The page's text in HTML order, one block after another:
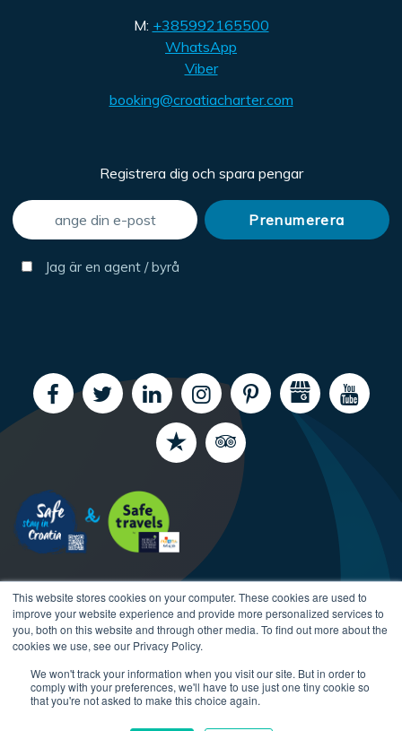
This website stores cookies on your computer. These cookies are used to
improve your website experience and provide more personalized services to
you, both on this website and through other media. To find out more about the
cookies we use, see our Privacy Policy.
We won't track your information when you visit our site. But in order to
comply with your preferences, we'll have to use just one tiny cookie so
that you're not asked to make this choice again.
M: +385992165500
WhatsApp
Viber
booking@croatiacharter.com
Registrera dig och spara pengar
Jag är en agent / byrå
reserved.